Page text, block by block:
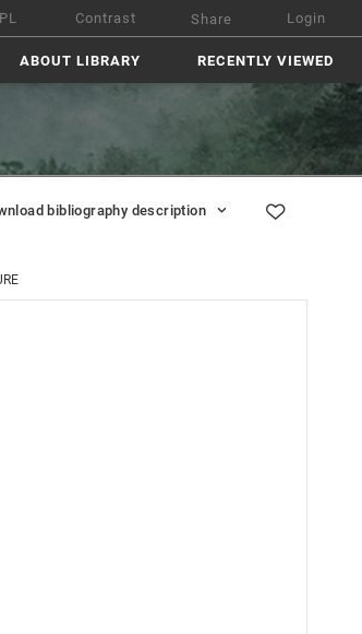
PL Contrast Share Login
ABOUT LIBRARY RECENTLY VIEWED
bibliography description